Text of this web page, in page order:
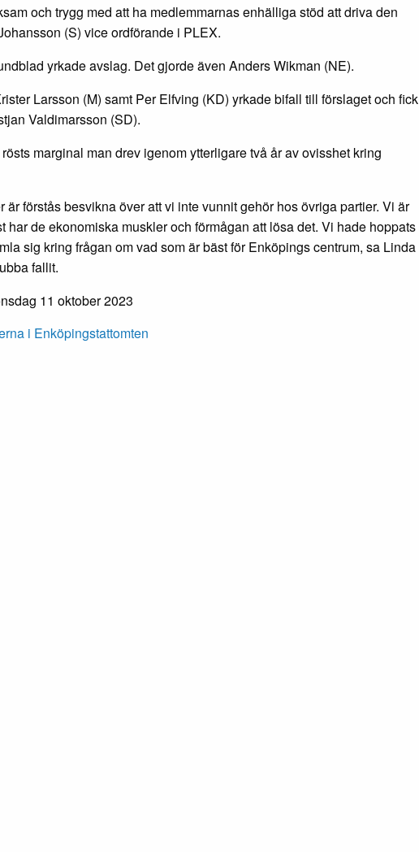
och trygg med att ha medlemmarnas enhälliga stöd att driva den
(S) vice ordförande i PLEX.
yrkade avslag. Det gjorde även Anders Wikman (NE).
Larsson (M) samt Per Elfving (KD) yrkade bifall till förslaget och fick
Valdimarsson (SD).
marginal man drev igenom ytterligare två år av ovisshet kring
är förstås besvikna över att vi inte vunnit gehör hos övriga partier. Vi är
har de ekonomiska muskler och förmågan att lösa det. Vi hade hoppats
sig kring frågan om vad som är bäst för Enköpings centrum, sa Linda
fallit.
11 oktober 2023
i Enköpingstattomten